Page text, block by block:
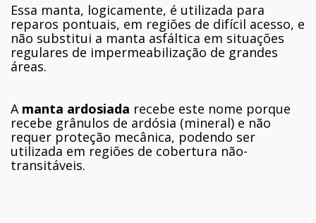
Essa manta, logicamente, é utilizada para
reparos pontuais, em regiões de difícil acesso, e
não substitui a manta asfáltica em situações
regulares de impermeabilização de grandes
áreas.
A manta ardosiada recebe este nome porque
recebe grânulos de ardósia (mineral) e não
requer proteção mecânica, podendo ser
utilizada em regiões de cobertura não-
transitáveis.